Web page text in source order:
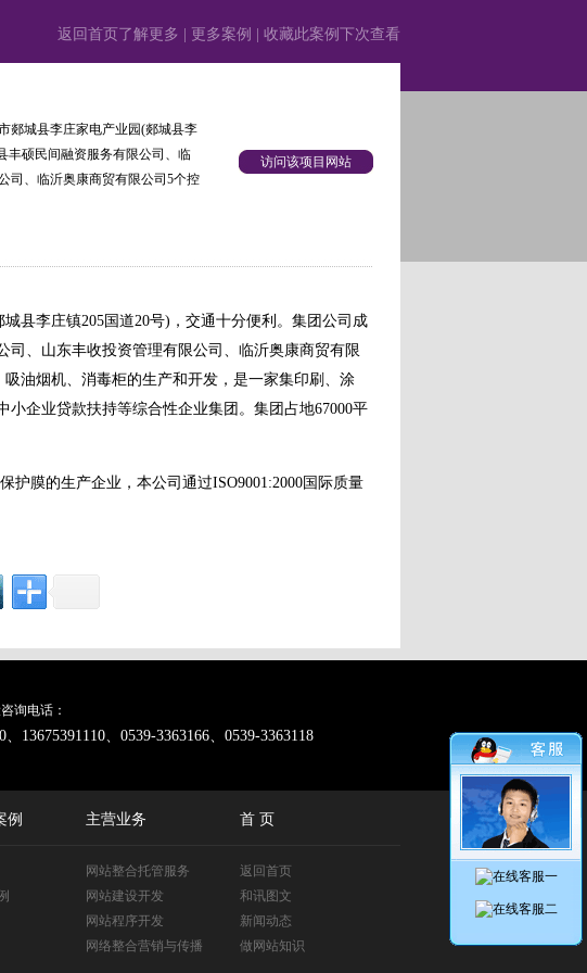
返回首页了解更多 更多案例 收藏此案例下次查看
郯城县李庄家电产业园(郯城县李
丰硕民间融资服务有限公司、临
司、临沂奥康商贸有限公司5个控
访问该项目网站
县李庄镇205国道20号)，交通十分便利。集团公司成
司、山东丰收投资管理有限公司、临沂奥康商贸有限
油烟机、消毒柜的生产和开发，是一家集印刷、涂
企业贷款扶持等综合性企业集团。集团占地67000平
膜的生产企业，本公司通过ISO9001:2000国际质量
询电话：
、13675391110、0539-3363166、0539-3363118
例 主营业务 首 页
网站整合托管服务
网站建设开发
网站程序开发
网络整合营销与传播
返回首页
和讯图文
新闻动态
做网站知识